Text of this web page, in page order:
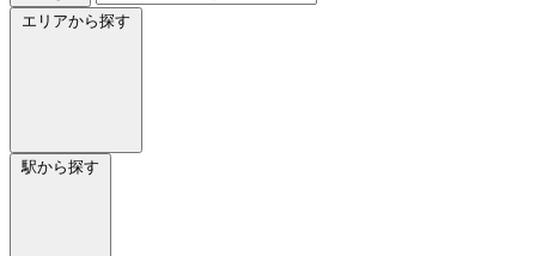
エリアから探す
駅から探す